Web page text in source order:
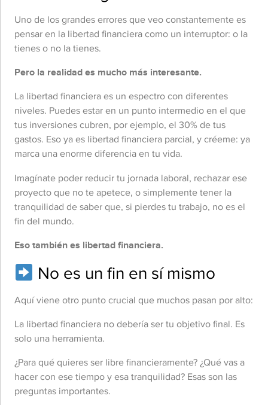
Uno de los grandes errores que veo constantemente es
pensar en la libertad financiera como un interruptor: o la
tienes o no la tienes.
Pero la realidad es mucho más interesante.
La libertad financiera es un espectro con diferentes
niveles. Puedes estar en un punto intermedio en el que
tus inversiones cubren, por ejemplo, el 30% de tus
gastos. Eso ya es libertad financiera parcial, y créeme: ya
marca una enorme diferencia en tu vida.
Imagínate poder reducir tu jornada laboral, rechazar ese
proyecto que no te apetece, o simplemente tener la
tranquilidad de saber que, si pierdes tu trabajo, no es el
fin del mundo.
Eso también es libertad financiera.
No es un fin en sí mismo
Aquí viene otro punto crucial que muchos pasan por alto:
La libertad financiera no debería ser tu objetivo final. Es
solo una herramienta.
¿Para qué quieres ser libre financieramente? ¿Qué vas a
hacer con ese tiempo y esa tranquilidad? Esas son las
preguntas importantes.